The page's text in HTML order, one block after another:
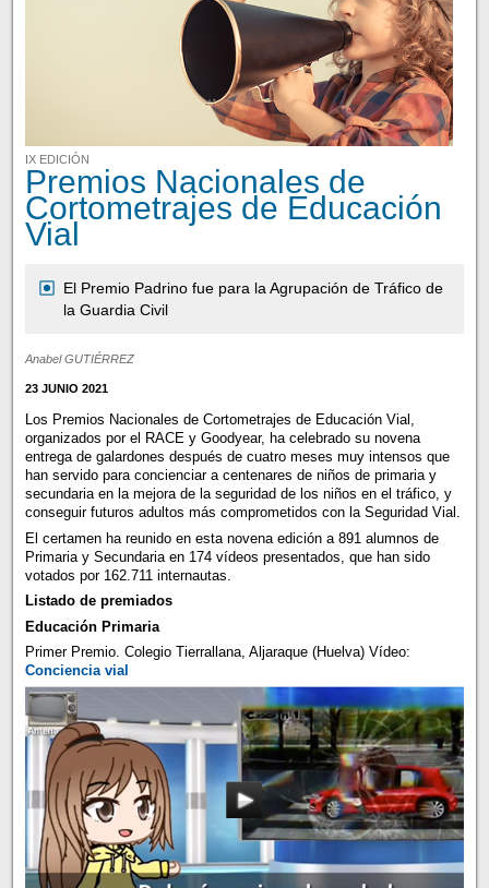
IX EDICIÓN
Premios Nacionales de
Cortometrajes de Educación
Vial
El Premio Padrino fue para la Agrupación de Tráfico de
la Guardia Civil
Anabel GUTIÉRREZ
23 JUNIO 2021
Los Premios Nacionales de Cortometrajes de Educación Vial,
organizados por el RACE y Goodyear, ha celebrado su novena
entrega de galardones después de cuatro meses muy intensos que
han servido para concienciar a centenares de niños de primaria y
secundaria en la mejora de la seguridad de los niños en el tráfico, y
conseguir futuros adultos más comprometidos con la Seguridad Vial.
El certamen ha reunido en esta novena edición a 891 alumnos de
Primaria y Secundaria en 174 vídeos presentados, que han sido
votados por 162.711 internautas.
Listado de premiados
Educación Primaria
Primer Premio. Colegio Tierrallana, Aljaraque (Huelva) Vídeo:
Conciencia vial